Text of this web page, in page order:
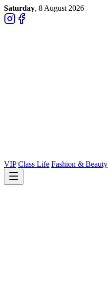
Saturday, 8 August 2026
VIP Class Life Fashion & Beauty